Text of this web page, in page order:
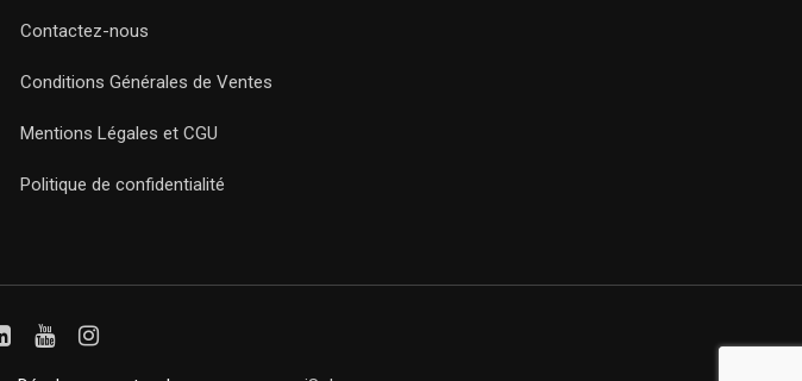
Contactez-nous
Conditions Générales de Ventes
Mentions Légales et CGU
Politique de confidentialité